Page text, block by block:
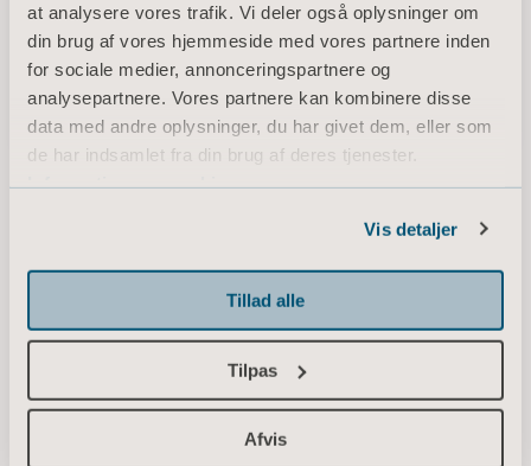
at analysere vores trafik. Vi deler også oplysninger om
din brug af vores hjemmeside med vores partnere inden
for sociale medier, annonceringspartnere og
analysepartnere. Vores partnere kan kombinere disse
data med andre oplysninger, du har givet dem, eller som
de har indsamlet fra din brug af deres tjenester.
Vis detaljer
Tillad alle
Tilpas
Afvis
Flowtron Tri Pulse
Brugervenlig manchetemballage med mindre
affaldsspild i hele produktets levetid
<p>* Kontakt din lokale forhandler for at finde ud af, om produktet er
Vi er her for dig!